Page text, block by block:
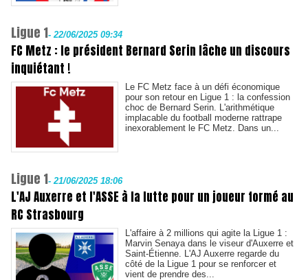
Ligue 1- 22/06/2025 09:34
FC Metz : le président Bernard Serin lâche un discours
inquiétant !
Le FC Metz face à un défi économique
pour son retour en Ligue 1 : la confession
choc de Bernard Serin. L'arithmétique
implacable du football moderne rattrape
inexorablement le FC Metz. Dans un...
Ligue 1- 21/06/2025 18:06
L'AJ Auxerre et l'ASSE à la lutte pour un joueur formé au
RC Strasbourg
L'affaire à 2 millions qui agite la Ligue 1 :
Marvin Senaya dans le viseur d'Auxerre et
Saint-Étienne. L'AJ Auxerre regarde du
côté de la Ligue 1 pour se renforcer et
vient de prendre des...